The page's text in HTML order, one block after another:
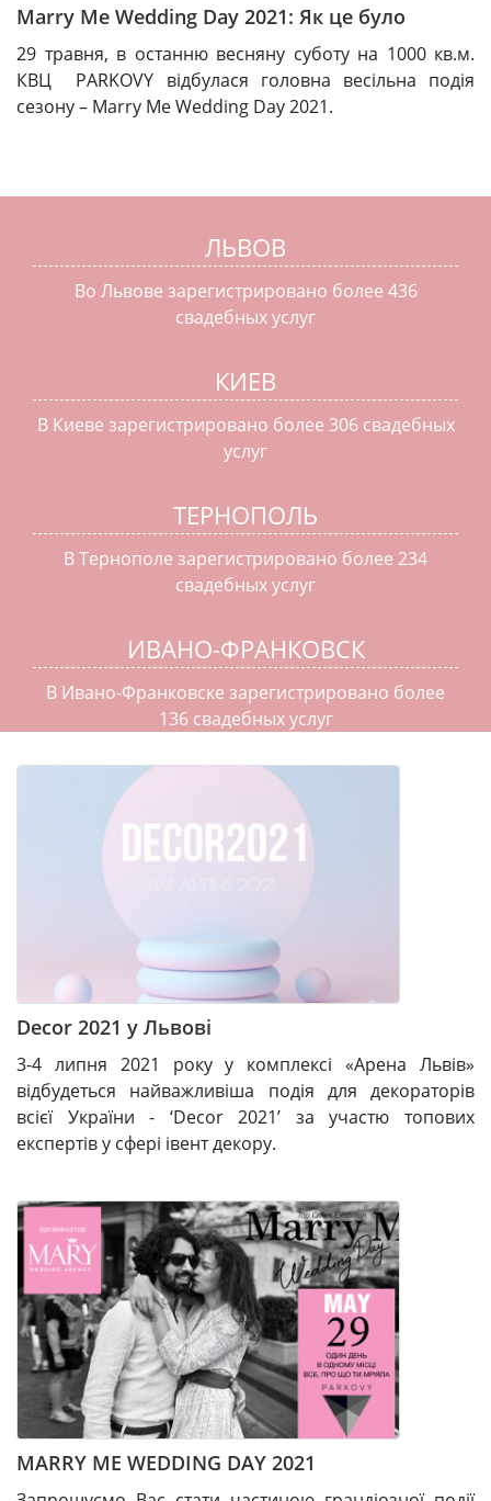
Marry Me Wedding Day 2021: Як це було
29 травня, в останню весняну суботу на 1000 кв.м.
КВЦ PARKOVY відбулася головна весільна подія
сезону – Marry Me Wedding Day 2021.
ЛЬВОВ
Во Львове зарегистрировано более 436
свадебных услуг
КИЕВ
В Киеве зарегистрировано более 306 свадебных
услуг
ТЕРНОПОЛЬ
В Тернополе зарегистрировано более 234
свадебных услуг
ИВАНО-ФРАНКОВСК
В Ивано-Франковске зарегистрировано более
136 свадебных услуг
Decor 2021 у Львові
3-4 липня 2021 року у комплексі «Арена Львів»
відбудеться найважливіша подія для декораторів
всієї України - ‘Decor 2021’ за участю топових
експертів у сфері івент декору.
MARRY ME WEDDING DAY 2021